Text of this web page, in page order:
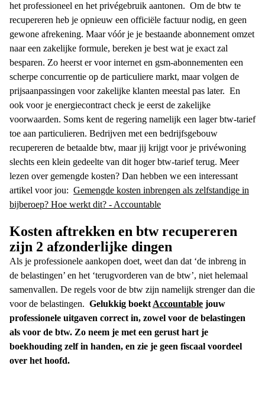
het professioneel en het privégebruik aantonen. Om de btw te
recupereren heb je opnieuw een officiële factuur nodig, en geen
gewone afrekening. Maar vóór je je bestaande abonnement omzet
naar een zakelijke formule, bereken je best wat je exact zal
besparen. Zo heerst er voor internet en gsm-abonnementen een
scherpe concurrentie op de particuliere markt, maar volgen de
prijsaanpassingen voor zakelijke klanten meestal pas later. En
ook voor je energiecontract check je eerst de zakelijke
voorwaarden. Soms kent de regering namelijk een lager btw-tarief
toe aan particulieren. Bedrijven met een bedrijfsgebouw
recupereren de betaalde btw, maar jij krijgt voor je privéwoning
slechts een klein gedeelte van dit hoger btw-tarief terug. Meer
lezen over gemengde kosten? Dan hebben we een interessant
artikel voor jou: Gemengde kosten inbrengen als zelfstandige in
bijberoep? Hoe werkt dit? - Accountable
Kosten aftrekken en btw recupereren
zijn 2 afzonderlijke dingen
Als je professionele aankopen doet, weet dan dat ‘de inbreng in
de belastingen’ en het ‘terugvorderen van de btw’, niet helemaal
samenvallen. De regels voor de btw zijn namelijk strenger dan die
voor de belastingen. Gelukkig boekt Accountable jouw
professionele uitgaven correct in, zowel voor de belastingen
als voor de btw. Zo neem je met een gerust hart je
boekhouding zelf in handen, en zie je geen fiscaal voordeel
over het hoofd.